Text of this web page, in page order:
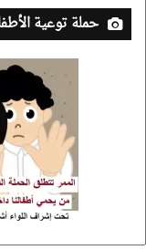
حملة توعية